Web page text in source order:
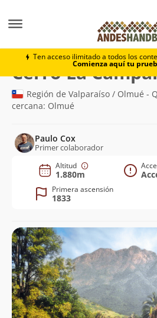
Ten acceso ilimitado a todos los
Comienza aquí tu
Cerro La
Cerro La
Región de Valparaíso / Olmué -
cercana: Olmué
Paulo Cox
Primer colaborador
Altitud
1.880m
Primera ascensión
1833